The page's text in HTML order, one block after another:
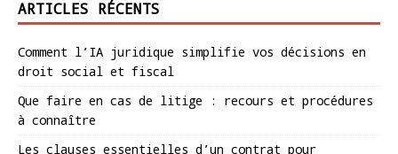
ARTICLES RÉCENTS
Comment l’IA juridique simplifie vos décisions en
droit social et fiscal
Que faire en cas de litige : recours et procédures
à connaître
Les clauses essentielles d’un contrat pour